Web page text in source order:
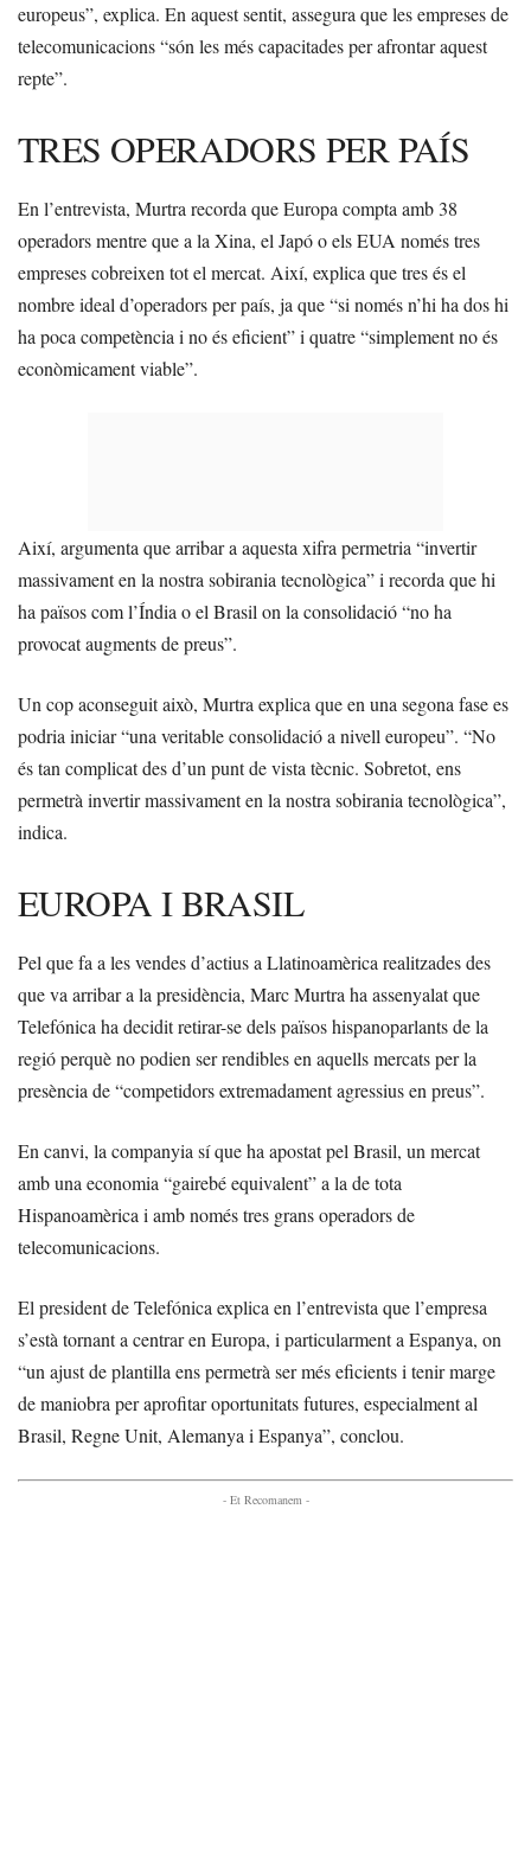
europeus”, explica. En aquest sentit, assegura que les empreses de
telecomunicacions “són les més capacitades per afrontar aquest
repte”.
TRES OPERADORS PER PAÍS
En l’entrevista, Murtra recorda que Europa compta amb 38
operadors mentre que a la Xina, el Japó o els EUA només tres
empreses cobreixen tot el mercat. Així, explica que tres és el
nombre ideal d’operadors per país, ja que “si només n’hi ha dos hi
ha poca competència i no és eficient” i quatre “simplement no és
econòmicament viable”.
Així, argumenta que arribar a aquesta xifra permetria “invertir
massivament en la nostra sobirania tecnològica” i recorda que hi
ha països com l’Índia o el Brasil on la consolidació “no ha
provocat augments de preus”.
Un cop aconseguit això, Murtra explica que en una segona fase es
podria iniciar “una veritable consolidació a nivell europeu”. “No
és tan complicat des d’un punt de vista tècnic. Sobretot, ens
permetrà invertir massivament en la nostra sobirania tecnològica”,
indica.
EUROPA I BRASIL
Pel que fa a les vendes d’actius a Llatinoamèrica realitzades des
que va arribar a la presidència, Marc Murtra ha assenyalat que
Telefónica ha decidit retirar-se dels països hispanoparlants de la
regió perquè no podien ser rendibles en aquells mercats per la
presència de “competidors extremadament agressius en preus”.
En canvi, la companyia sí que ha apostat pel Brasil, un mercat
amb una economia “gairebé equivalent” a la de tota
Hispanoamèrica i amb només tres grans operadors de
telecomunicacions.
El president de Telefónica explica en l’entrevista que l’empresa
s’està tornant a centrar en Europa, i particularment a Espanya, on
“un ajust de plantilla ens permetrà ser més eficients i tenir marge
de maniobra per aprofitar oportunitats futures, especialment al
Brasil, Regne Unit, Alemanya i Espanya”, conclou.
- Et Recomanem -